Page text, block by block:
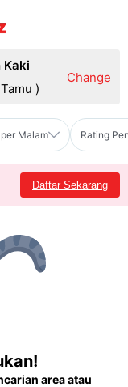
Kaki
)
Change
Malam Rating
Daftar Sekarang
area atau